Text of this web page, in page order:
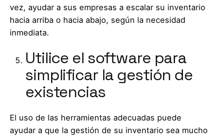
vez, ayudar a sus empresas a escalar su inventario
hacia arriba o hacia abajo, según la necesidad
inmediata.
Utilice el software para
simplificar la gestión de
existencias
El uso de las herramientas adecuadas puede
ayudar a que la gestión de su inventario sea mucho